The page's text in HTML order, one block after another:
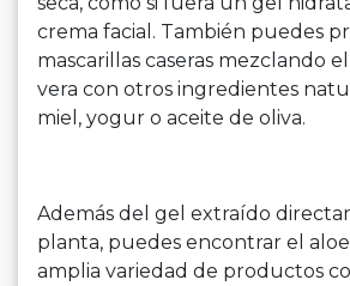
crema facial. También puedes
mascarillas caseras mezclando
vera con otros ingredientes
miel, yogur o aceite de oliva.
Además del gel extraído
planta, puedes encontrar el
amplia variedad de productos